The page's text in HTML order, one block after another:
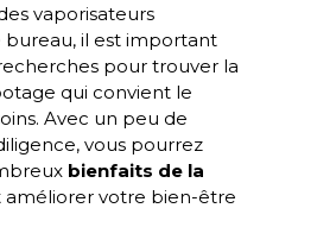
vaporisateurs
il est important
pour trouver la
qui convient le
Avec un peu de
vous pourrez
bienfaits de la
améliorer votre bien-être